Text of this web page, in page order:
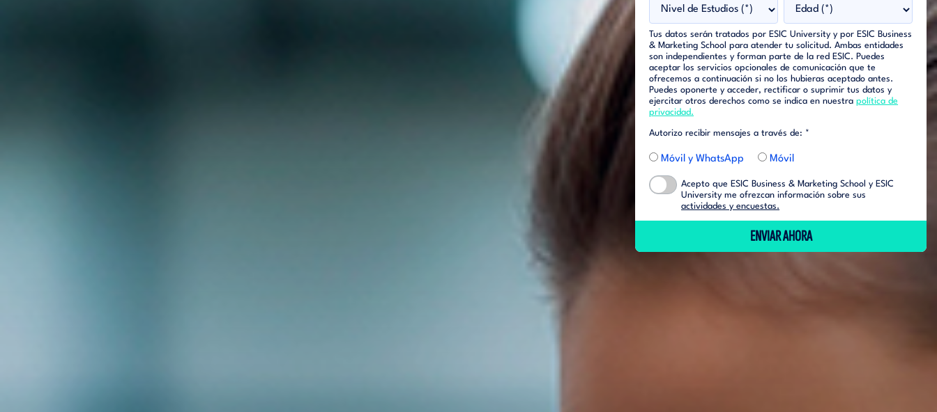
Tus datos serán tratados por ESIC University y por ESIC Business
& Marketing School para atender tu solicitud. Ambas entidades
son independientes y forman parte de la red ESIC. Puedes
aceptar los servicios opcionales de comunicación que te
ofrecemos a continuación si no los hubieras aceptado antes.
Puedes oponerte y acceder, rectificar o suprimir tus datos y
ejercitar otros derechos como se indica en nuestrapolítica de
privacidad.
Autorizo recibir mensajes a través de: *
Móvil y WhatsApp Móvil
Acepto que ESIC Business & Marketing School y ESIC
University me ofrezcan información sobre sus
actividades y encuestas.
ENVIAR AHORA